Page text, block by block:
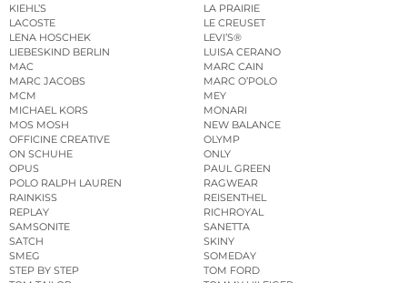
KIEHL’S
LA PRAIRIE
LACOSTE
LE CREUSET
LENA HOSCHEK
LEVI’S®
LIEBESKIND BERLIN
LUISA CERANO
MAC
MARC CAIN
MARC JACOBS
MARC O’POLO
MCM
MEY
MICHAEL KORS
MONARI
MOS MOSH
NEW BALANCE
OFFICINE CREATIVE
OLYMP
ON SCHUHE
ONLY
OPUS
PAUL GREEN
POLO RALPH LAUREN
RAGWEAR
RAINKISS
REISENTHEL
REPLAY
RICHROYAL
SAMSONITE
SANETTA
SATCH
SKINY
SMEG
SOMEDAY
STEP BY STEP
TOM FORD